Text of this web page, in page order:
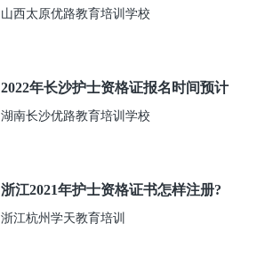
山西太原优路教育培训学校
2022年长沙护士资格证报名时间预计
湖南长沙优路教育培训学校
浙江2021年护士资格证书怎样注册?
浙江杭州学天教育培训